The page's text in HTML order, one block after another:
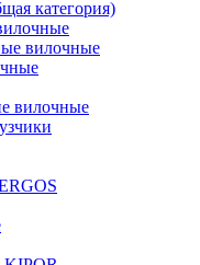
категория)
вилочные
вилочные